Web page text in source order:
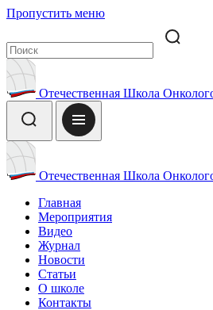
Пропустить меню
Отечественная Школа
Отечественная Школа
Главная
Мероприятия
Видео
Журнал
Новости
Статьи
О школе
Контакты